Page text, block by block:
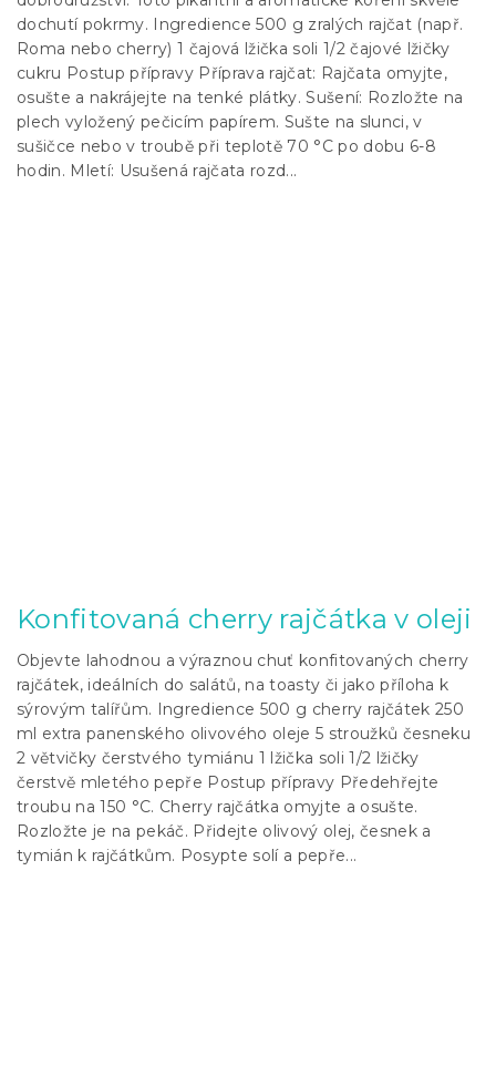
dochutí pokrmy. Ingredience 500 g zralých rajčat (např.
Roma nebo cherry) 1 čajová lžička soli 1/2 čajové lžičky
cukru Postup přípravy Příprava rajčat: Rajčata omyjte,
osušte a nakrájejte na tenké plátky. Sušení: Rozložte na
plech vyložený pečicím papírem. Sušte na slunci, v
sušičce nebo v troubě při teplotě 70 °C po dobu 6-8
hodin. Mletí: Usušená rajčata rozd...
Konfitovaná cherry rajčátka v oleji
Objevte lahodnou a výraznou chuť konfitovaných cherry
rajčátek, ideálních do salátů, na toasty či jako příloha k
sýrovým talířům. Ingredience 500 g cherry rajčátek 250
ml extra panenského olivového oleje 5 stroužků česneku
2 větvičky čerstvého tymiánu 1 lžička soli 1/2 lžičky
čerstvě mletého pepře Postup přípravy Předehřejte
troubu na 150 °C. Cherry rajčátka omyjte a osušte.
Rozložte je na pekáč. Přidejte olivový olej, česnek a
tymián k rajčátkům. Posypte solí a pepře...